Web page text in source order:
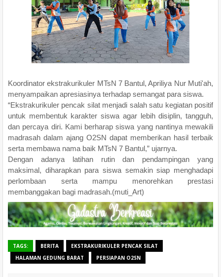
Koordinator ekstrakurikuler MTsN 7 Bantul, Apriliya Nur Muti'ah,
menyampaikan apresiasinya terhadap semangat para siswa.
“Ekstrakurikuler pencak silat menjadi salah satu kegiatan positif
untuk membentuk karakter siswa agar lebih disiplin, tangguh,
dan percaya diri. Kami berharap siswa yang nantinya mewakili
madrasah dalam ajang O2SN dapat memberikan hasil terbaik
serta membawa nama baik MTsN 7 Bantul,” ujarnya.
Dengan adanya latihan rutin dan pendampingan yang
maksimal, diharapkan para siswa semakin siap menghadapi
perlombaan serta mampu menorehkan prestasi
membanggakan bagi madrasah.(muti_Art)
TAGS: BERITA
EKSTRAKURIKULER PENCAK SILAT
HALAMAN GEDUNG BARAT
PERSIAPAN O2SN